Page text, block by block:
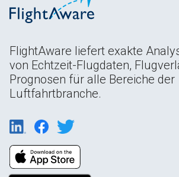
FlightAware liefert exakte
von Echtzeit-Flugdaten,
Prognosen für alle Bereiche der
Luftfahrtbranche.